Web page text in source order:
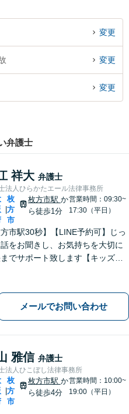
変更
変更
変更
弁護士
祥大 弁護士
法人ひらかたエール法律事務所
枚
方
市
枚方市駅 か
ら徒歩1分
営業時間：09:30~
17:30（平日）
方市駅30秒】【LINE予約可】じっ
話をお聞きし、お気持ちを大切に
でサポート致します【キッズス
日夜間面談可】
メールでお問い合わせ
雅信 弁護士
法人ひこぼし法律事務所
枚
方
市
枚方市駅 か
ら徒歩4分
営業時間：10:00~
19:00（平日）